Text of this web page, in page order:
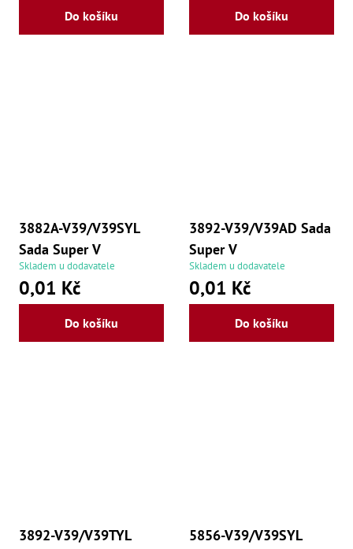
Do košíku Do košíku
3882A-V39/V39SYL
Sada Super V
Skladem u dodavatele
0,01 Kč
Do košíku
3892-V39/V39AD Sada
Super V
Skladem u dodavatele
0,01 Kč
Do košíku
3892-V39/V39TYL
5856-V39/V39SYL